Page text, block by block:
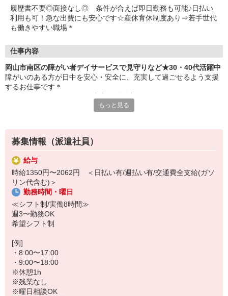
履歴書不要◎面接なし◎ 条件が合えば即日勤務も可能♪日払い
利用も可！急な出費にも安心です☆産休育休制度あり⇒若手世代
も働きやすい職場＊
仕事内容
岡山市南区の障がい者デイサービスで見守りなど★30・40代活躍中
障がいのある方が日中を安心・安全に、充実して過ごせるよう支援
するお仕事です＊
落ち着いた雰囲気で、協力し合いながら働いています。
・軽作業の見守り、サポート
・食事やお風呂などの介助
・レクリエーションの企画や実施
・利用者さんの送迎（できる方のみ）
など
難しいことは特にありません◎
まずは短期2ヶ月間のお試しもOK！
お仕事に慣れたら長期への切替も可能です（＾ ＾♪
もっと見る
募集情報（派遣社員）
給与
時給1350円〜2062円 ＜日払い有/週払い有/交通費全支給(ガソ
リン代含む)＞
勤務時間・曜日
≪シフト制/実働8時間≫
週3〜勤務OK
希望シフト制
[例]
・8:00〜17:00
・9:00〜18:00
※休憩1h
※残業なし
※曜日相談OK